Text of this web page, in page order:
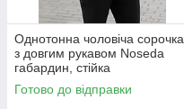
Однотонна чоловіча сорочка
з довгим рукавом Noseda
габардин, стійка
Готово до відправки